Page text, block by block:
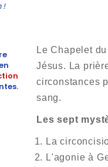
!
Le Chapelet
Jésus. La
circonstances
sang.
Les sept
La
L'agonie à